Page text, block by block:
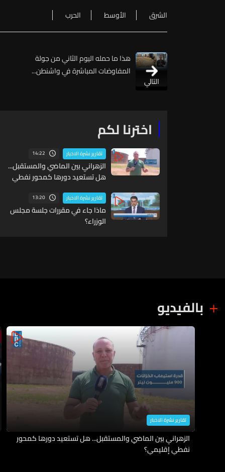
الشرق
الأوسط الحرب
التالي
هذا ما حمله اليوم الثاني من جولة
المفاوضات المباشرة في واشنطن...
اخترنا لكم
تقارير نشرة الاخبار 14:22
الزهراني بين الماضي والمستقبل...
هل تستعيد دورها كمحور نفطي
تقارير نشرة الاخبار 13:20
ماذا جاء في مقررات جلسة مجلس
الوزراء؟
بالفيديو
تقارير نشرة الاخبار
الزهراني بين الماضي والمستقبل... هل تستعيد دورها كمحور
نفطي إقليمي؟